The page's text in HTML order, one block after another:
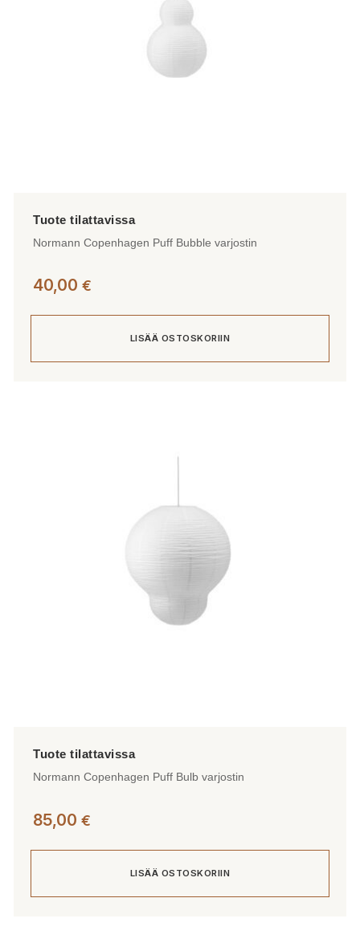
Normann Copenhagen Puff Bubble varjostin
40,00 €
LISÄÄ OSTOSKORIIN
Normann Copenhagen Puff Bulb varjostin
85,00 €
LISÄÄ OSTOSKORIIN